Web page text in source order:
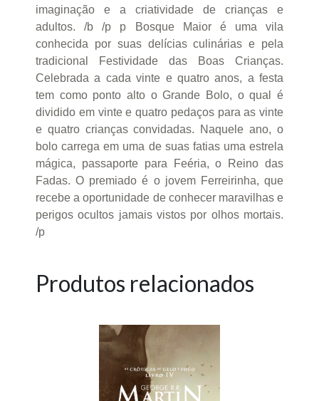
imaginação e a criatividade de crianças e
adultos. /b /p p Bosque Maior é uma vila
conhecida por suas delícias culinárias e pela
tradicional Festividade das Boas Crianças.
Celebrada a cada vinte e quatro anos, a festa
tem como ponto alto o Grande Bolo, o qual é
dividido em vinte e quatro pedaços para as vinte
e quatro crianças convidadas. Naquele ano, o
bolo carrega em uma de suas fatias uma estrela
mágica, passaporte para Feéria, o Reino das
Fadas. O premiado é o jovem Ferreirinha, que
recebe a oportunidade de conhecer maravilhas e
perigos ocultos jamais vistos por olhos mortais.
/p
Produtos relacionados